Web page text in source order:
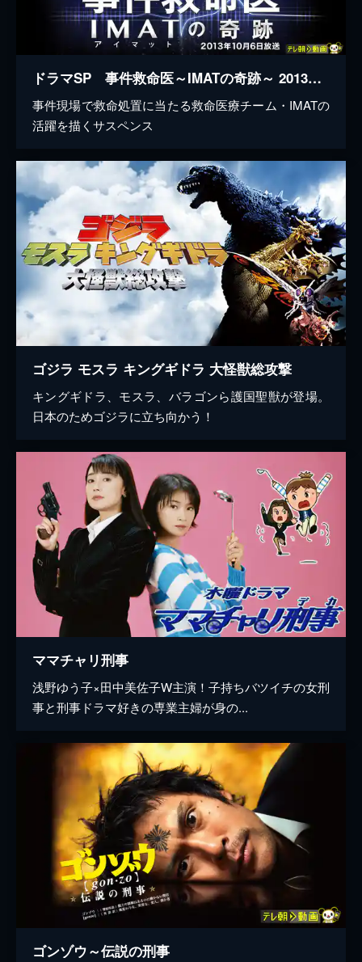
ドラマSP 事件救命医～IMATの奇跡～ 2013年10月6日放送
事件現場で救命処置に当たる救命医療チーム・IMATの
活躍を描くサスペンス
ゴジラ モスラ キングギドラ 大怪獣総攻撃
キングギドラ、モスラ、バラゴンら護国聖獣が登場。
日本のためゴジラに立ち向かう！
ママチャリ刑事
浅野ゆう子×田中美佐子W主演！子持ちバツイチの女刑
事と刑事ドラマ好きの専業主婦が身の...
ゴンゾウ～伝説の刑事